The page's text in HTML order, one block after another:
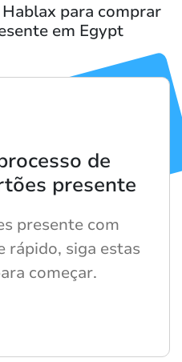
para comprar
em Egypt
de
presente
presente com
rápido, siga estas
começar.